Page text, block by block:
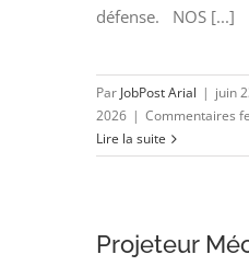
défense. NOS [...]
Par JobPost Arial | juin
2026 | Commentaires
Lire la suite
Projeteur